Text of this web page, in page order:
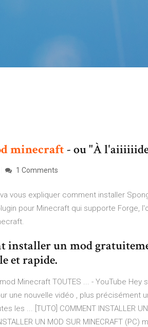
minecraft- ou "À l'aiiiiiide
1 Comments
vous expliquer comment installer
pour Minecraft qui supporte Forge,
installer un mod
et rapide.
Minecraft TOUTES ... - YouTube
une nouvelle vidéo , plus précisément
les ... [TUTO] COMMENT INSTALLER UN
UN MOD SUR MINECRAFT